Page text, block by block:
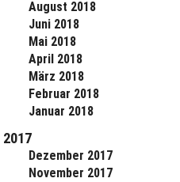
August 2018
Juni 2018
Mai 2018
April 2018
März 2018
Februar 2018
Januar 2018
2017
Dezember 2017
November 2017